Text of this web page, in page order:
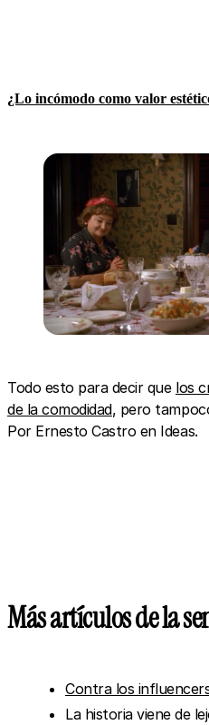
¿Lo incómodo como valor
Todo esto para decir que los
de la comodidad, pero
Por Ernesto Castro en Ideas.
Más artículos de la
Contra los
La historia viene de